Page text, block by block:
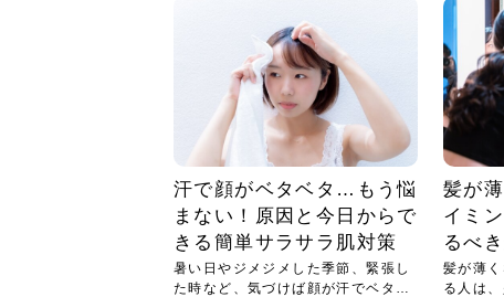
汗で顔がベタベタ…もう悩
まない！原因と今日からで
きる簡単サラサラ肌対策
暑い日やジメジメした季節、緊張し
た時など、気づけば顔が汗でベタベ
髪が
イミ
るべ
髪が薄
る人は